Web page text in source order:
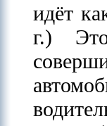
идёт
г.)